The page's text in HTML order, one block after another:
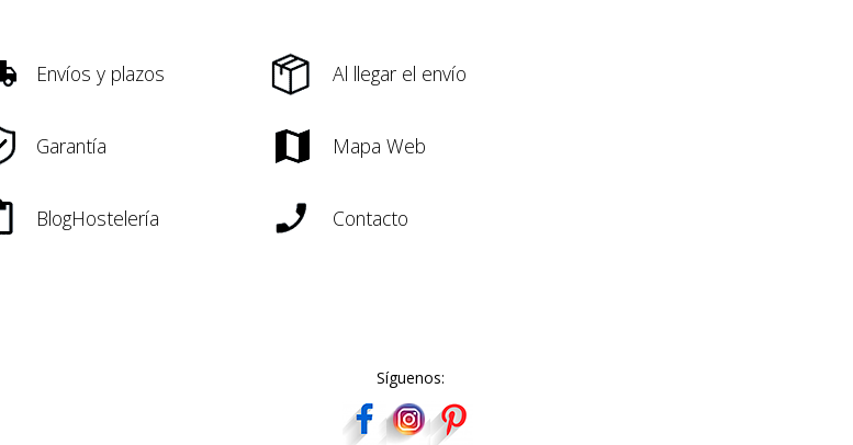
Envíos y plazos Al llegar el envío
Garantía Mapa Web
BlogHostelería Contacto
Síguenos: